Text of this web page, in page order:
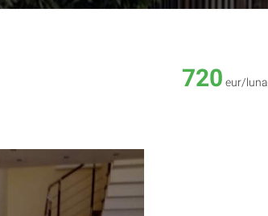
720 eur/luna